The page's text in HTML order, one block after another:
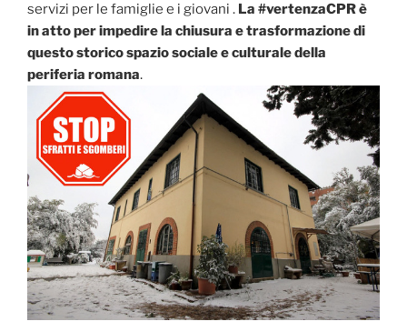
servizi per le famiglie e i giovani . La #vertenzaCPR è
in atto per impedire la chiusura e trasformazione di
questo storico spazio sociale e culturale della
periferia romana.